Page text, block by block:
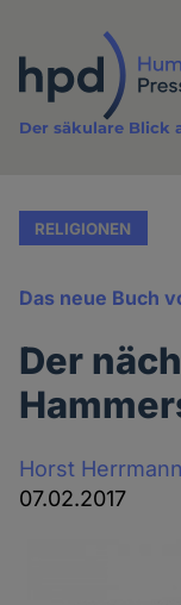
Inhalt
Der säkulare Blick
RELIGIONEN
Das neue Buch
Der
Horst Herrmann
07.02.2017